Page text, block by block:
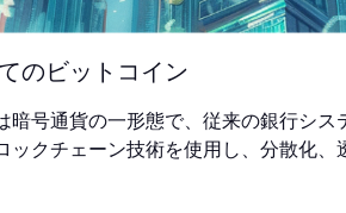
のビットコイン
暗号通貨の一形態で、従来の銀行シ
クチェーン技術を使用し、分散化